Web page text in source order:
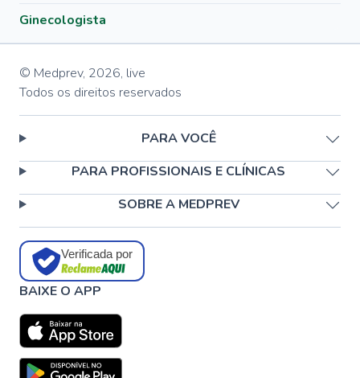
Ginecologista
© Medprev, 2026, live
Todos os direitos reservados
PARA VOCÊ
PARA PROFISSIONAIS E CLÍNICAS
SOBRE A MEDPREV
Verificada por
BAIXE O APP